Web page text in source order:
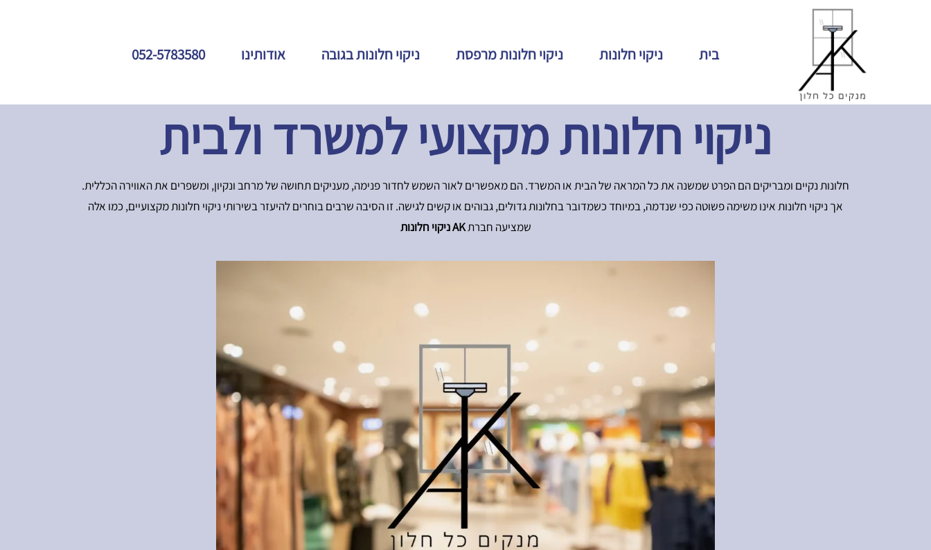
בית ניקוי חלונות ניקוי חלונות מרפסת ניקוי חלונות בגובה אודותינו 052-5783580
ניקוי חלונות מקצועי למשרד ולבית
חלונות נקיים ומבריקים הם הפרט שמשנה את כל המראה של הבית או המשרד. הם מאפשרים לאור השמש לחדור פנימה, מעניקים תחושה של מרחב ונקיון, ומשפרים את האווירה הכללית.
אך ניקוי חלונות אינו משימה פשוטה כפי שנדמה, במיוחד כשמדובר בחלונות גדולים, גבוהים או קשים לגישה. זו הסיבה שרבים בוחרים להיעזר בשירותי ניקוי חלונות מקצועיים, כמו אלה
שמציעה חברתAK ניקוי חלונות